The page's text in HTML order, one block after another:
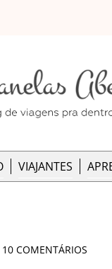
VIAJANTES
10 COMENTÁRIOS